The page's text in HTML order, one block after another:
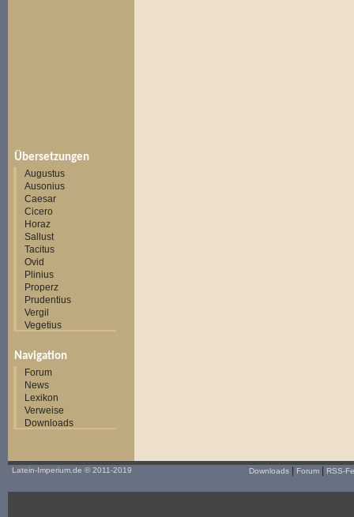
Übersetzungen
Augustus
Ausonius
Caesar
Cicero
Horaz
Sallust
Tacitus
Ovid
Plinius
Properz
Prudentius
Vergil
Vegetius
Navigation
Forum
News
Lexikon
Verweise
Downloads
Latein-Imperium.de © 2011-2019 Downloads Forum RSS-